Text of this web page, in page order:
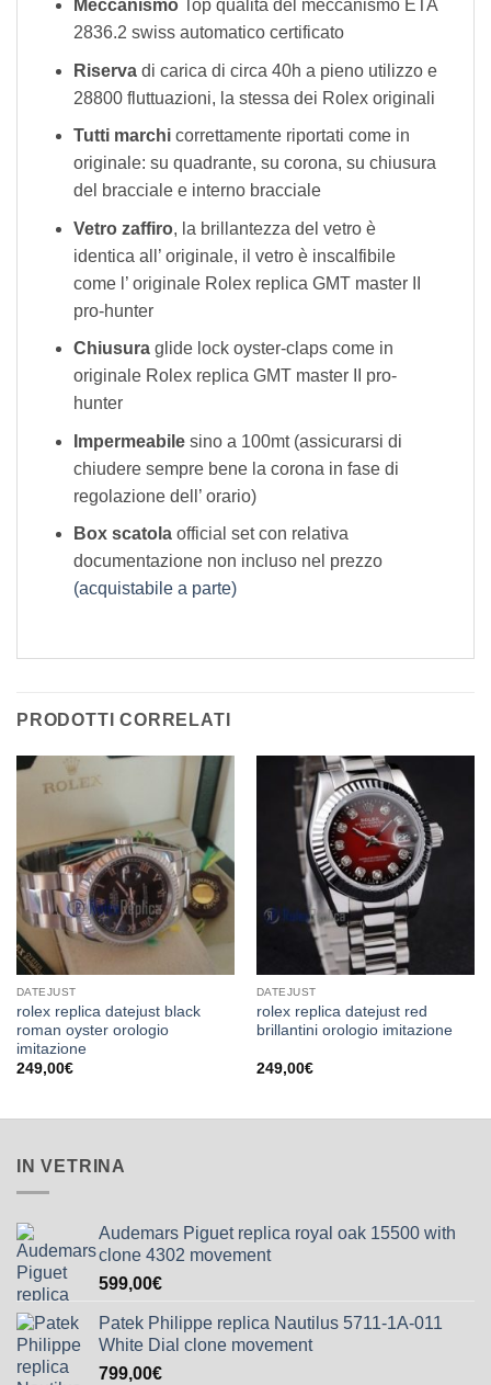
MeccanismoTop qualità del meccanismo ETA
2836.2 swiss automatico certificato
Riservadi carica di circa 40h a pieno utilizzo e
28800 fluttuazioni, la stessa dei Rolex originali
Tutti marchi correttamente riportati come in
originale: su quadrante, su corona, su chiusura
del bracciale e interno bracciale
Vetro zaffiro, la brillantezza del vetro è
identica all’ originale, il vetro è inscalfibile
come l’ originale Rolex replica GMT master II
pro-hunter
Chiusuraglide lock oyster-claps come in
originale Rolex replica GMT master II pro-
hunter
Impermeabilesino a 100mt (assicurarsi di
chiudere sempre bene la corona in fase di
regolazione dell’ orario)
Box scatolaofficial set con relativa
documentazione non incluso nel prezzo
(acquistabile a parte)
PRODOTTI CORRELATI
DATEJUST
rolex replica datejust black
roman oyster orologio
imitazione
249,00€
DATEJUST
rolex replica datejust red
brillantini orologio imitazione
249,00€
IN VETRINA
Audemars Piguet replica royal oak 15500 with
clone 4302 movement
599,00€
Patek Philippe replica Nautilus 5711-1A-011
White Dial clone movement
799,00€